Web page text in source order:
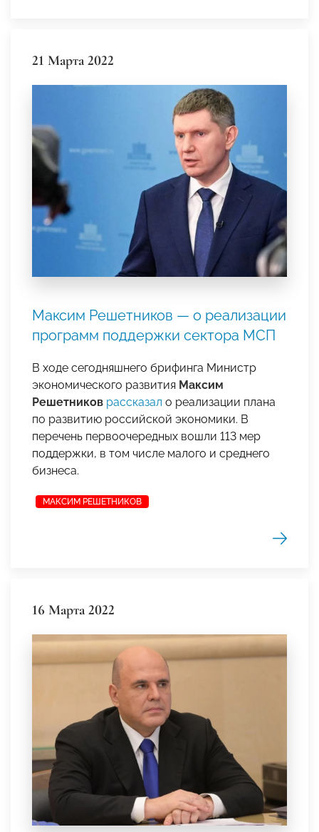
21 Марта 2022
Максим Решетников — о реализации
программ поддержки сектора МСП
В ходе сегодняшнего брифинга Министр
экономического развития Максим
Решетников рассказал о реализации плана
по развитию российской экономики. В
перечень первоочередных вошли 113 мер
поддержки, в том числе малого и среднего
бизнеса.
МАКСИМ РЕШЕТНИКОВ
16 Марта 2022